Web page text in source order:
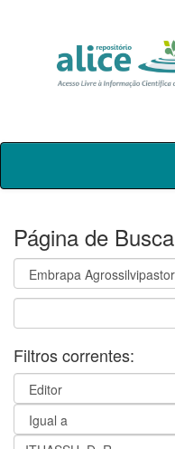
Skip
Página de Busca
Filtros correntes: